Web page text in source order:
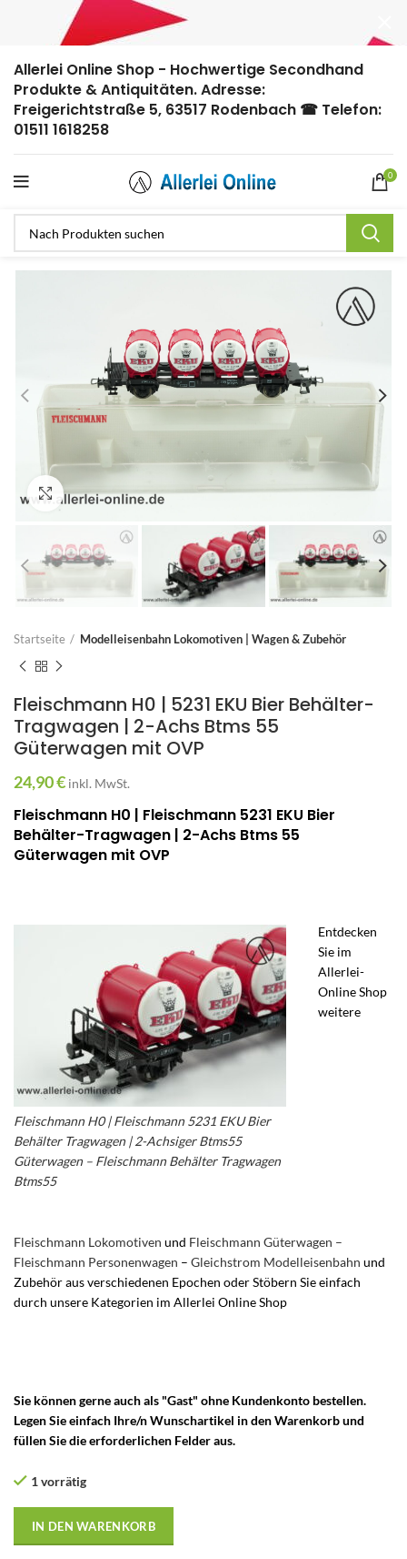
Allerlei Online Shop - Hochwertige Secondhand
Produkte & Antiquitäten. Adresse:
Freigerichtstraße 5, 63517 Rodenbach ☎ Telefon:
01511 1618258
0
Zum Vergrößern anklicken
Startseite Modelleisenbahn Lokomotiven | Wagen & Zubehör
Fleischmann H0 | 5231 EKU Bier Behälter-
Tragwagen | 2-Achs Btms 55
Güterwagen mit OVP
24,90€ inkl. MwSt.
Fleischmann H0 | Fleischmann 5231 EKU Bier
Behälter-Tragwagen | 2-Achs Btms 55
Güterwagen mit OVP
Fleischmann H0 | Fleischmann 5231 EKU Bier
Behälter Tragwagen | 2-Achsiger Btms55
Güterwagen – Fleischmann Behälter Tragwagen
Btms55
Entdecken
Sie im
Allerlei-
Online Shop
weitere
Fleischmann Lokomotiven und Fleischmann Güterwagen –
Fleischmann Personenwagen – Gleichstrom Modelleisenbahn und
Zubehör aus verschiedenen Epochen oder Stöbern Sie einfach
durch unsere Kategorien im Allerlei Online Shop
Sie können gerne auch als "Gast" ohne Kundenkonto bestellen.
Legen Sie einfach Ihre/n Wunschartikel in den Warenkorb und
füllen Sie die erforderlichen Felder aus.
1 vorrätig
IN DEN WARENKORB